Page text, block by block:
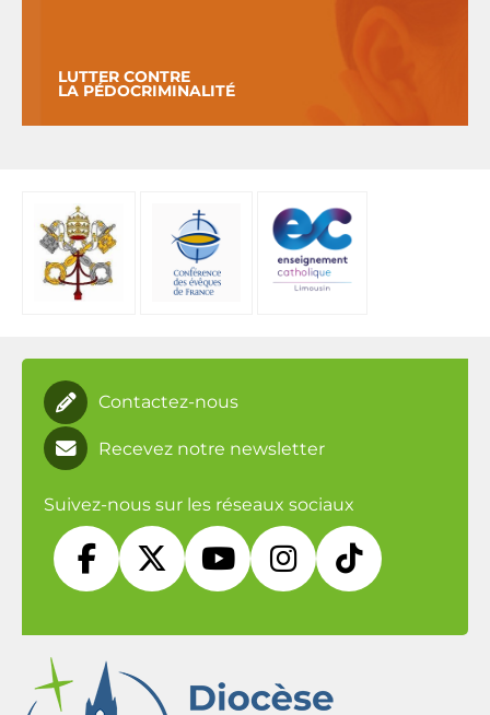
LUTTER CONTRE
LA PÉDOCRIMINALITÉ
Contactez-nous
Recevez notre newsletter
Suivez-nous sur les réseaux sociaux
    